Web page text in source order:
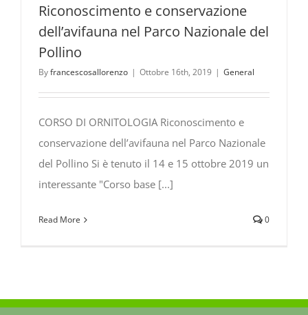
Riconoscimento e conservazione
dell’avifauna nel Parco Nazionale del
Pollino
Byfrancescosallorenzo | Ottobre 16th, 2019 | General
CORSO DI ORNITOLOGIA Riconoscimento e
conservazione dell’avifauna nel Parco Nazionale
del Pollino Si è tenuto il 14 e 15 ottobre 2019 un
interessante "Corso base [...]
Read More 0